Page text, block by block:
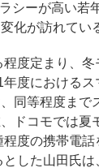
シーが高い若
化が訪れてい
度定まり、冬
度におけるス
同等程度まで
ドコモでは夏
度の携帯電
した山田氏